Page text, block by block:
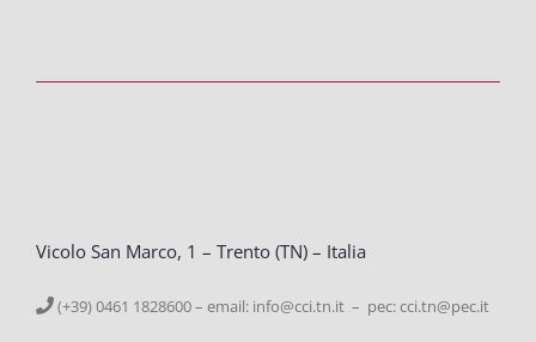
Vicolo San Marco, 1 – Trento (TN) – Italia
(+39) 0461 1828600 – email: info@cci.tn.it – pec: cci.tn@pec.it